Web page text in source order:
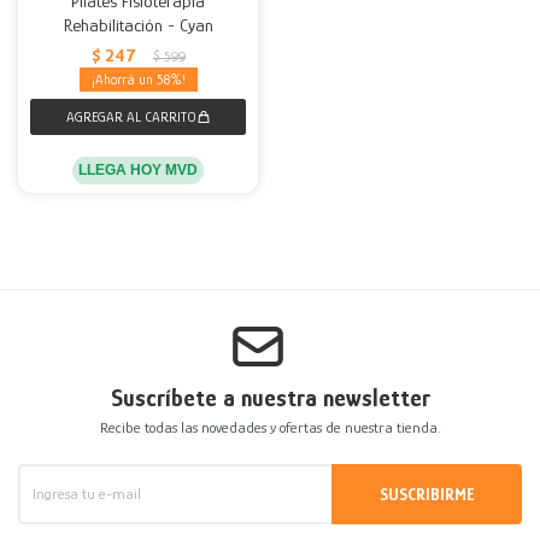
Rehabilitación - Cyan
$ 247 $ 599
58
LLEGA HOY MVD
Suscríbete a nuestra newsletter
Recibe todas las novedades y ofertas de nuestra tienda.
SUSCRIBIRME
Mesas
Calefactores
Acolchados y Frazadas
Fundas
Decoración
Accesorios para el hogar
Herramientas
Accesorios
Muebles Infantiles